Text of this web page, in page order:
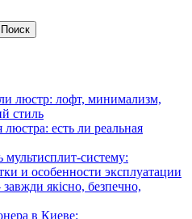
Поиск
люстр: лофт, минимализм,
стиль
есть ли реальная
мультисплит-систему:
и особенности эксплуатации
якісно, безпечно,
в Киеве: